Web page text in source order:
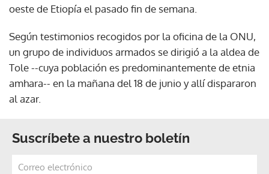
oeste de Etiopía el pasado fin de semana.
Según testimonios recogidos por la oficina de la ONU,
un grupo de individuos armados se dirigió a la aldea de
Tole --cuya población es predominantemente de etnia
amhara-- en la mañana del 18 de junio y allí dispararon
al azar.
Suscríbete a nuestro boletín